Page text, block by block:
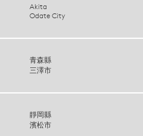
Akita
Odate City
青森縣
三澤市
靜岡縣
濱松市